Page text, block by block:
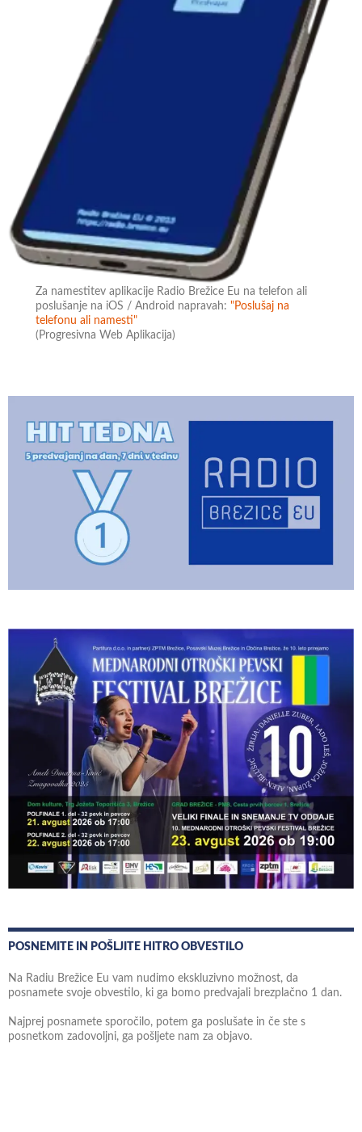
Za namestitev aplikacije Radio Brežice Eu na telefon ali
poslušanje na iOS / Android napravah:"Poslušaj na
telefonu ali namesti"
(Progresivna Web Aplikacija)
POSNEMITE IN POŠLJITE HITRO OBVESTILO
Na Radiu Brežice Eu vam nudimo ekskluzivno možnost, da
posnamete svoje obvestilo, ki ga bomo predvajali brezplačno 1 dan.
Najprej posnamete sporočilo, potem ga poslušate in če ste s
posnetkom zadovoljni, ga pošljete nam za objavo.